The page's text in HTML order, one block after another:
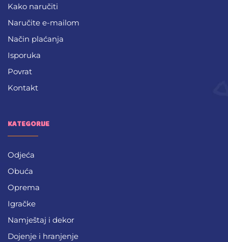
Kako naručiti
Naručite e-mailom
Način plaćanja
Isporuka
Povrat
Kontakt
KATEGORIJE
Odjeća
Obuća
Oprema
Igračke
Namještaj i dekor
Dojenje i hranjenje